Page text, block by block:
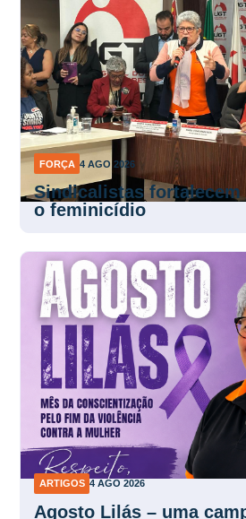
FORÇA 4 AGO 2026
Sindicalistas fortalecem
o feminicídio
ARTIGOS 4 AGO 2026
Agosto Lilás – uma